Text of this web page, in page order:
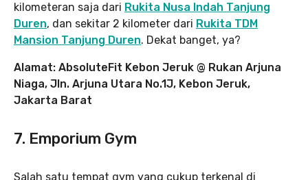
kilometeran saja dari Rukita Nusa Indah Tanjung
Duren, dan sekitar 2 kilometer dari Rukita TDM
Mansion Tanjung Duren. Dekat banget, ya?
Alamat: AbsoluteFit Kebon Jeruk @ Rukan Arjuna
Niaga, Jln. Arjuna Utara No.1J, Kebon Jeruk,
Jakarta Barat
7. Emporium Gym
Salah satu tempat gym yang cukup terkenal di